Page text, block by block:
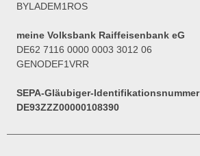
BYLADEM1ROS
meine Volksbank Raiffeisenbank eG
DE62 7116 0000 0003 3012 06
GENODEF1VRR
SEPA-Gläubiger-Identifikationsnummer
DE93ZZZ00000108390